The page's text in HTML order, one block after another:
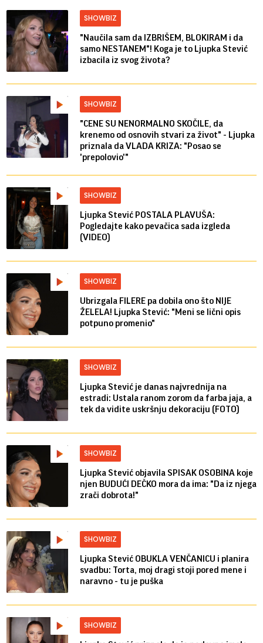
SHOWBIZ
"Naučila sam da IZBRIŠEM, BLOKIRAM i da
samo NESTANEM"! Koga je to Ljupka Stević
izbacila iz svog života?
SHOWBIZ
"CENE SU NENORMALNO SKOČILE, da
krenemo od osnovih stvari za život" - Ljupka
priznala da VLADA KRIZA: "Posao se
'prepolovio'"
SHOWBIZ
Ljupka Stević POSTALA PLAVUŠA:
Pogledajte kako pevačica sada izgleda
(VIDEO)
SHOWBIZ
Ubrizgala FILERE pa dobila ono što NIJE
ŽELELA! Ljupka Stević: "Meni se lični opis
potpuno promenio"
SHOWBIZ
Ljupka Stević je danas najvrednija na
estradi: Ustala ranom zorom da farba jaja, a
tek da vidite uskršnju dekoraciju (FOTO)
SHOWBIZ
Ljupka Stević objavila SPISAK OSOBINA koje
njen BUDUĆI DEČKO mora da ima: "Da iz njega
zrači dobrota!"
SHOWBIZ
Ljupka Stević OBUKLA VENČANICU i planira
svadbu: Torta, moj dragi stoji pored mene i
naravno - tu je puška
SHOWBIZ